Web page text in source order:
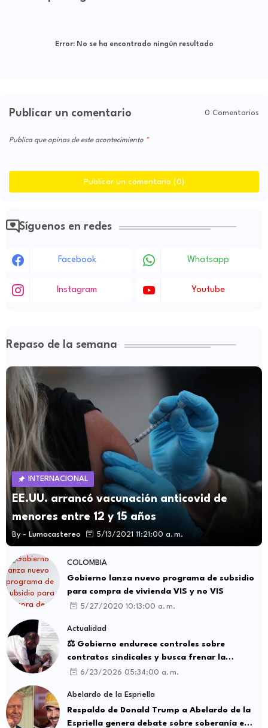
Error:No se ha encontrado ningún resultado
Publicar un comentario 0 Comentarios
Publica que opinas de este acontecimiento
Publicar un comentario (0)
Síguenos en redes
Facebook Whatsapp
Instagram Youtube
Repaso de la semana
INTERNACIONAL
EE.UU. arrancó vacunación anticovid de
menores entre 12 y 15 años
By - Lumacastereo 5/13/2021 11:21:00 a. m.
COLOMBIA
Gobierno lanza nuevo programa de subsidio
para compra de vivienda VIS y no VIS
5/27/2020 10:13:00 a. m.
Actualidad
⚖️ Gobierno endurece controles sobre
contratos sindicales y busca frenar la
intermediación laboral ilegal
6/23/2026 05:34:00 a. m.
Abelardo de la Espriella
Respaldo de Donald Trump a Abelardo de la
Espriella genera debate sobre soberanía e